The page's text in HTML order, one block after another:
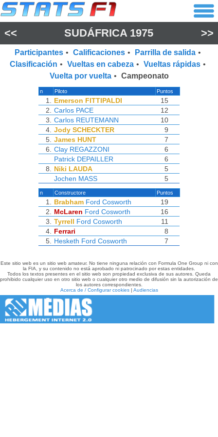
<< SUDÁFRICA 1975 >>
Participantes • Calificaciones • Parrilla de salida •
Clasificación • Vueltas en cabeza • Vueltas rápidas •
Vuelta por vuelta • Campeonato
n Piloto Puntos
1. Emerson FITTIPALDI
15
2.
Carlos PACE
12
3.
Carlos REUTEMANN
10
4. Jody SCHECKTER
9
5. James HUNT
7
6.
Clay REGAZZONI
6
Patrick DEPAILLER
6
8.
Niki LAUDA
5
Jochen MASS
5
n Constructore Puntos
1. Brabham Ford Cosworth
19
2.
McLaren Ford Cosworth
16
3.
Tyrrell Ford Cosworth
11
4.
Ferrari
8
5.
Hesketh Ford Cosworth 7
Este sitio web es un sitio web amateur. No tiene ninguna relación con Formula One Group ni con
la FIA, y su contenido no está aprobado ni patrocinado por estas entidades.
Todos los textos presentes en el sitio web son propiedad exclusiva de sus autores. Queda
prohibido cualquier uso en otro sitio web o cualquier otro medio de difusión sin la autorización de
los autores correspondientes.
Acerca de / Configurar cookies| Audiencias